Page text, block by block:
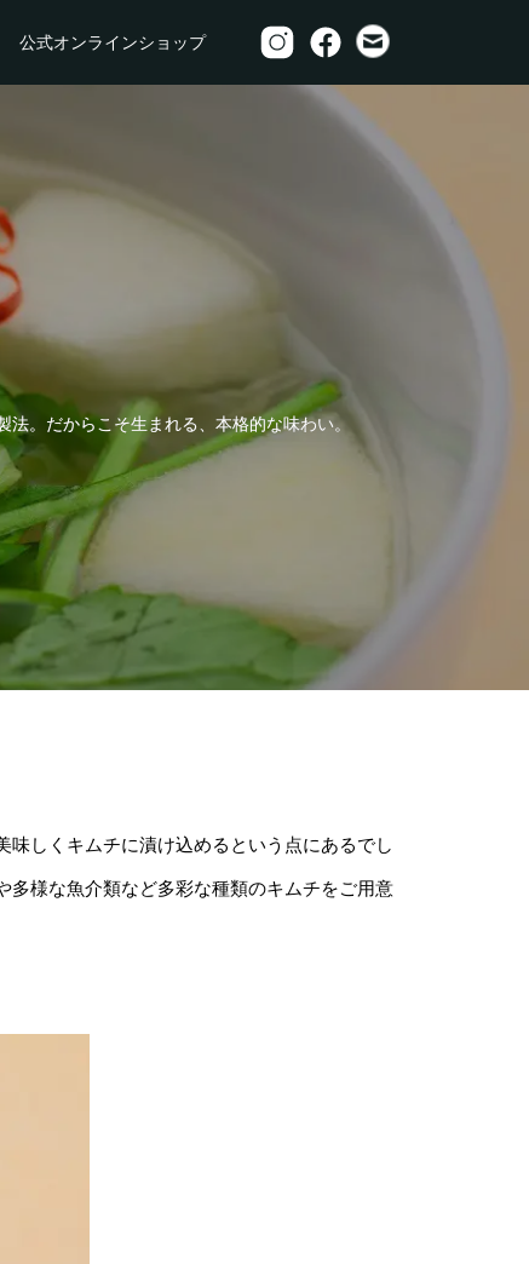
公式オンラインショップ
。だからこそ生まれる、本格的な味わい。
しくキムチに漬け込めるという点にあるでし
多様な魚介類など多彩な種類のキムチをご用意